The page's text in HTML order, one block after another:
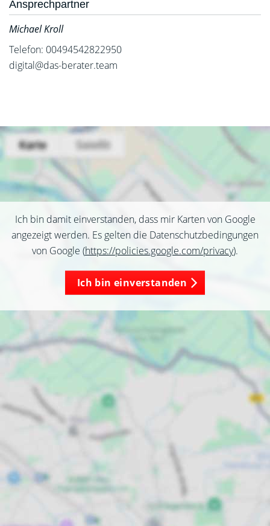
Ansprechpartner
Michael Kroll
Telefon: 00494542822950
digital@das-berater.team
Ich bin damit einverstanden, dass mir Karten von Google
angezeigt werden. Es gelten die Datenschutzbedingungen
von Google (https://policies.google.com/privacy).
Ich bin einverstanden